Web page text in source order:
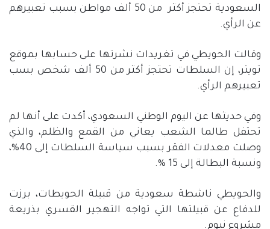
السعودية تحتجز أكثر
من 50 ألف مواطن بسبب تعبيرهم
عن الرأي.
وقالت الحويطي في تغريدات نشرتها على حسابها بموقع
تويتر، إن السلطات تحتجز أكثر من 50 ألف شخص بسب
تعبيرهم الرأي.
وفي حديثها عن اليوم الوطني السعودي، أكدت على أنها لم
تحتفل طالما الشعب يعاني من القمع والظلم، والذي
وصلت معدلات الفقر بسبب سياسة السلطات إلى 40%،
ونسبة البطالة إلى 15 %.
والحويطي ناشطة سعودية من قبيلة الحويطات، برزت
للدفاع عن قبيلتها التي تواجه التهجير القسري بذريعة
مشروع نيوم.